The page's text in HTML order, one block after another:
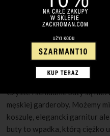
30 MAJA 2022
Jak pielęgnować
Czyste i schludnie buty są
męskiej garderoby. Możemy
koszulę, elegancki garnitur
buty to wpadka, którą ciężko